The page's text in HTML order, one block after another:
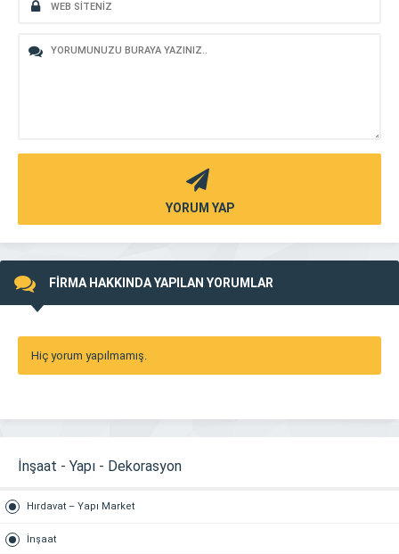
YORUM YAP
FİRMA HAKKINDA YAPILAN YORUMLAR
Hiç yorum yapılmamış.
İnşaat - Yapı - Dekorasyon
Hırdavat – Yapı Market
İnşaat